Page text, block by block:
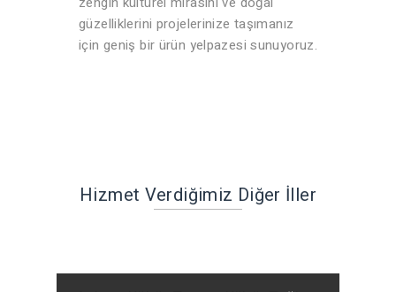
güzelliklerini projelerinize taşımanız
için geniş bir ürün yelpazesi sunuyoruz.
Hizmet Verdiğimiz Diğer İller